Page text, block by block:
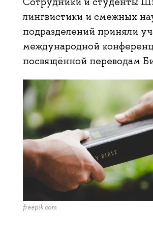
лингвистики и смежных
подразделений приняли
международной
посвящённой переводам
freepik.com